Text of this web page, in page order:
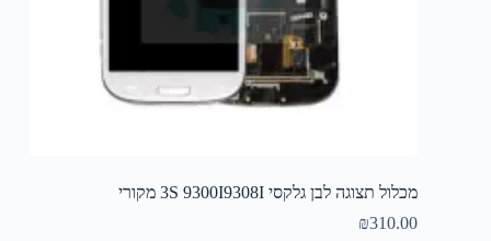
מכלול תצוגה לבן גלקסי 3S 9300I9308I מקורי
₪310.00